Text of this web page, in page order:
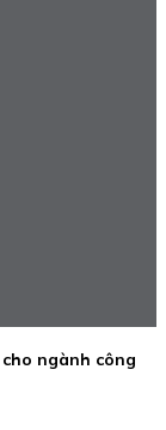
ngành công